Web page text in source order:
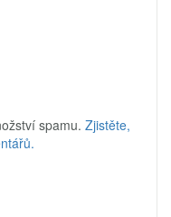
spamu. Zjistěte,